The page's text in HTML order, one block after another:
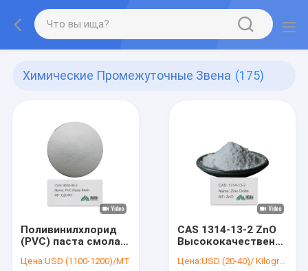
Химические Промежуточные Звена (175)
Поливинилхлорид
(PVC) паста смола
PVC PVC смола
Цена:USD (1100-1200)/MT
CAS 1314-13-2 ZnO
Высококачественный
производства
Цена:USD (20-40)/ Kilogram